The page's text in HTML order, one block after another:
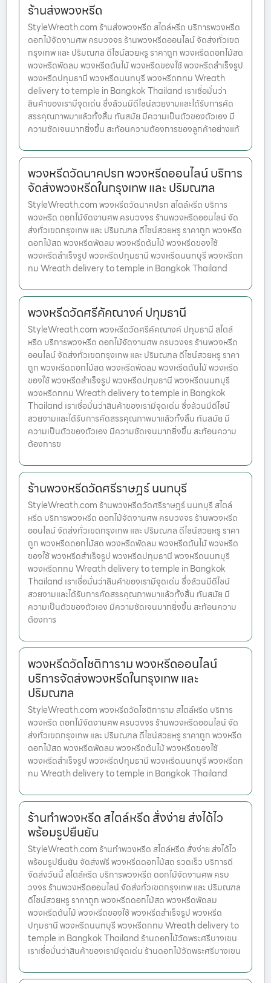
ร้านส่งพวงหรีด
StyleWreath.com ร้านส่งพวงหรีด สไตล์หรีด บริการพวงหรีด
ดอกไม้จัดงานศพ ครบวงจร ร้านพวงหรีดออนไลน์ จัดส่งทั่วเขต
กรุงเทพ และ ปริมณฑล ดีไซน์สวยหรู ราคาถูก พวงหรีดดอกไม้สด
พวงหรีดพัดลม พวงหรีดต้นไม้ พวงหรีดของใช้ พวงหรีดสำเร็จรูป
พวงหรีดปทุมธานี พวงหรีดนนทบุรี พวงหรีดกทม Wreath
delivery to temple in Bangkok Thailand เราเชื่อมั่นว่า
สินค้าของเรามีจุดเด่น ซึ่งล้วนมีดีไซน์สวยงามและได้รับการคัด
สรรคุณภาพมาแล้วทั้งสิ้น ทันสมัย มีความเป็นตัวของตัวเอง มี
ความชัดเจนมากยิ่งขึ้น สะท้อนความต้องการของลูกค้าอย่างแท้
พวงหรีดวัดนาคปรก พวงหรีดออนไลน์ บริการ
จัดส่งพวงหรีดในกรุงเทพ และ ปริมณฑล
StyleWreath.com พวงหรีดวัดนาคปรก สไตล์หรีด บริการ
พวงหรีด ดอกไม้จัดงานศพ ครบวงจร ร้านพวงหรีดออนไลน์ จัด
ส่งทั่วเขตกรุงเทพ และ ปริมณฑล ดีไซน์สวยหรู ราคาถูก พวงหรีด
ดอกไม้สด พวงหรีดพัดลม พวงหรีดต้นไม้ พวงหรีดของใช้
พวงหรีดสำเร็จรูป พวงหรีดปทุมธานี พวงหรีดนนทบุรี พวงหรีดก
ทม Wreath delivery to temple in Bangkok Thailand
พวงหรีดวัดศรีคัคณางค์ ปทุมธานี
StyleWreath.com พวงหรีดวัดศรีคัคณางค์ ปทุมธานี สไตล์
หรีด บริการพวงหรีด ดอกไม้จัดงานศพ ครบวงจร ร้านพวงหรีด
ออนไลน์ จัดส่งทั่วเขตกรุงเทพ และ ปริมณฑล ดีไซน์สวยหรู ราคา
ถูก พวงหรีดดอกไม้สด พวงหรีดพัดลม พวงหรีดต้นไม้ พวงหรีด
ของใช้ พวงหรีดสำเร็จรูป พวงหรีดปทุมธานี พวงหรีดนนทบุรี
พวงหรีดกทม Wreath delivery to temple in Bangkok
Thailand เราเชื่อมั่นว่าสินค้าของเรามีจุดเด่น ซึ่งล้วนมีดีไซน์
สวยงามและได้รับการคัดสรรคุณภาพมาแล้วทั้งสิ้น ทันสมัย มี
ความเป็นตัวของตัวเอง มีความชัดเจนมากยิ่งขึ้น สะท้อนความ
ต้องการข
ร้านพวงหรีดวัดศรีราษฎร์ นนทบุรี
StyleWreath.com ร้านพวงหรีดวัดศรีราษฎร์ นนทบุรี สไตล์
หรีด บริการพวงหรีด ดอกไม้จัดงานศพ ครบวงจร ร้านพวงหรีด
ออนไลน์ จัดส่งทั่วเขตกรุงเทพ และ ปริมณฑล ดีไซน์สวยหรู ราคา
ถูก พวงหรีดดอกไม้สด พวงหรีดพัดลม พวงหรีดต้นไม้ พวงหรีด
ของใช้ พวงหรีดสำเร็จรูป พวงหรีดปทุมธานี พวงหรีดนนทบุรี
พวงหรีดกทม Wreath delivery to temple in Bangkok
Thailand เราเชื่อมั่นว่าสินค้าของเรามีจุดเด่น ซึ่งล้วนมีดีไซน์
สวยงามและได้รับการคัดสรรคุณภาพมาแล้วทั้งสิ้น ทันสมัย มี
ความเป็นตัวของตัวเอง มีความชัดเจนมากยิ่งขึ้น สะท้อนความ
ต้องการ
พวงหรีดวัดโชติการาม พวงหรีดออนไลน์
บริการจัดส่งพวงหรีดในกรุงเทพ และ
ปริมณฑล
StyleWreath.com พวงหรีดวัดโชติการาม สไตล์หรีด บริการ
พวงหรีด ดอกไม้จัดงานศพ ครบวงจร ร้านพวงหรีดออนไลน์ จัด
ส่งทั่วเขตกรุงเทพ และ ปริมณฑล ดีไซน์สวยหรู ราคาถูก พวงหรีด
ดอกไม้สด พวงหรีดพัดลม พวงหรีดต้นไม้ พวงหรีดของใช้
พวงหรีดสำเร็จรูป พวงหรีดปทุมธานี พวงหรีดนนทบุรี พวงหรีดก
ทม Wreath delivery to temple in Bangkok Thailand
ร้านทำพวงหรีด สไตล์หรีด สั่งง่าย ส่งได้ไว
พร้อมรูปยืนยัน
StyleWreath.com ร้านทำพวงหรีด สไตล์หรีด สั่งง่าย ส่งได้ไว
พร้อมรูปยืนยัน จัดส่งฟรี พวงหรีดดอกไม้สด รวดเร็ว บริการดี
จัดส่งวันนี้ สไตล์หรีด บริการพวงหรีด ดอกไม้จัดงานศพ ครบ
วงจร ร้านพวงหรีดออนไลน์ จัดส่งทั่วเขตกรุงเทพ และ ปริมณฑล
ดีไซน์สวยหรู ราคาถูก พวงหรีดดอกไม้สด พวงหรีดพัดลม
พวงหรีดต้นไม้ พวงหรีดของใช้ พวงหรีดสำเร็จรูป พวงหรีด
ปทุมธานี พวงหรีดนนทบุรี พวงหรีดกทม Wreath delivery to
temple in Bangkok Thailand ร้านดอกไม้วัดพระศรีบางเขน
เราเชื่อมั่นว่าสินค้าของเรามีจุดเด่น ร้านดอกไม้วัดพระศรีบางเขน